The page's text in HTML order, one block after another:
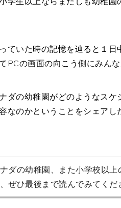
ていた時の記憶を辿ると１
PCの画面の向こう側にみん
ダの幼稚園がどのようなスケ
なのかということをシェアし
ダの幼稚園、また小学校以
ぜひ最後まで読んでみてくだ